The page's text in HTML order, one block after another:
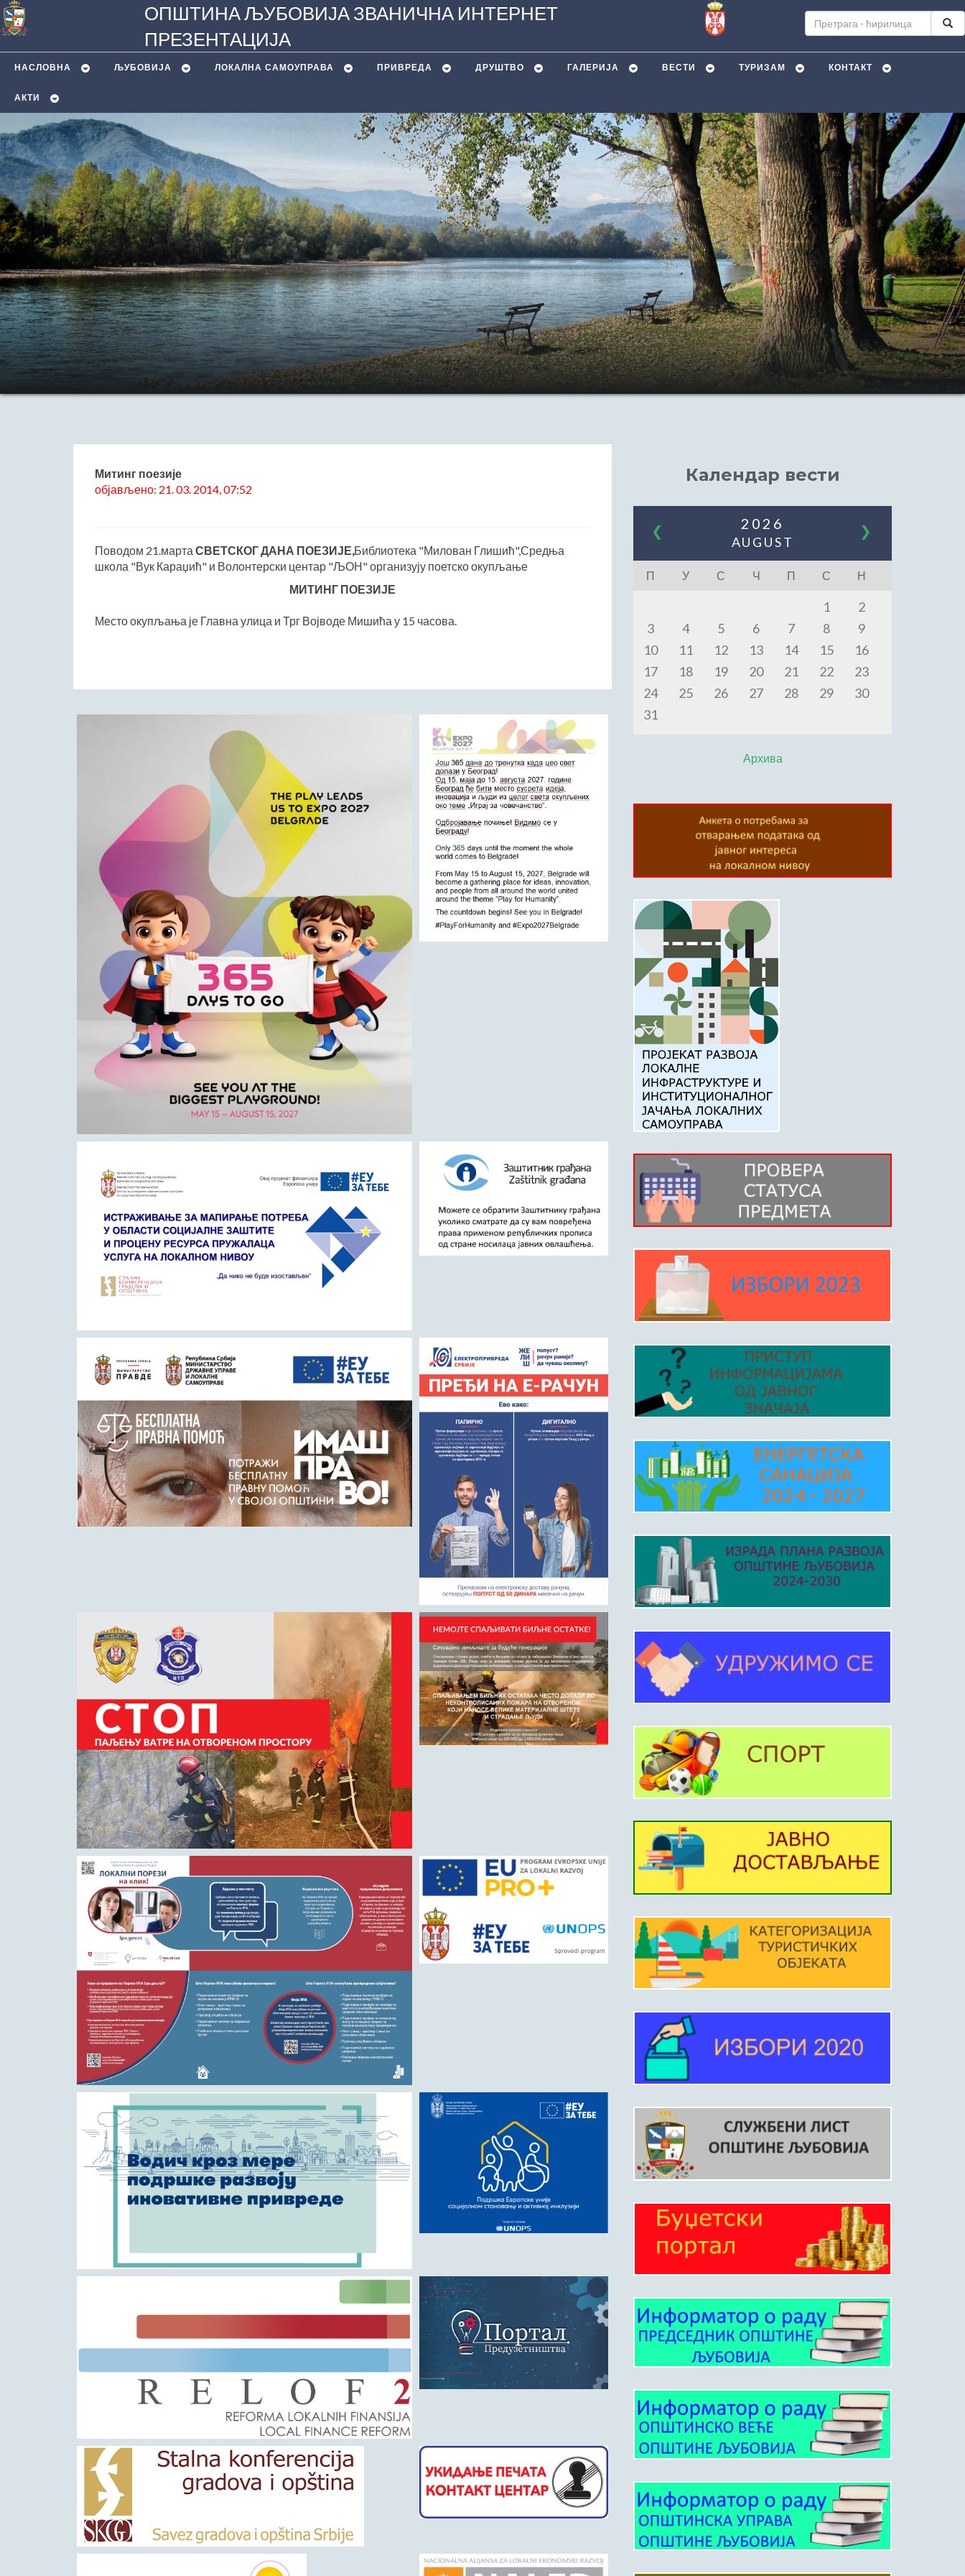
ОПШТИНА ЉУБОВИЈА ЗВАНИЧНА ИНТЕРНЕТ
ПРЕЗЕНТАЦИЈА
НАСЛОВНА ЉУБОВИЈA ЛОКАЛНА САМОУПРАВА ПРИВРЕДА ДРУШТВО ГАЛЕРИЈА ВЕСТИ ТУРИЗАМ КОНТАКТ
АКТИ
Митинг поезије
објављено: 21. 03. 2014, 07:52
Поводом 21.марта СВЕТСКОГ ДАНА ПОЕЗИЈЕ,Библиотека "Милован Глишић",Средња
школа "Вук Караџић" и Волонтерски центар "ЉОН" организују поетско окупљање
МИТИНГ ПОЕЗИЈЕ
Место окупљања је Главна улица и Трг Војводе Мишића у 15 часова.
Календар вести
❮ ❯
2026
AUGUST
П У С Ч П С Н
1
2
3
4 5 6 7 8
9
10
11 12 13 14 15
16
17
18 19 20 21 22
23
24
25 26 27 28 29
30
31
Архива